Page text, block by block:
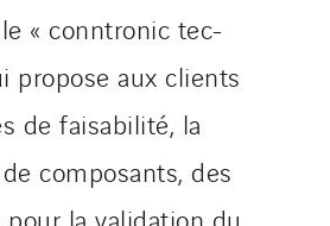
« conntronic tec-
propose aux clients
de faisabilité, la
composants, des
la validation du